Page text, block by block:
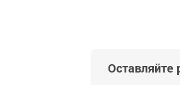
Оставляйте